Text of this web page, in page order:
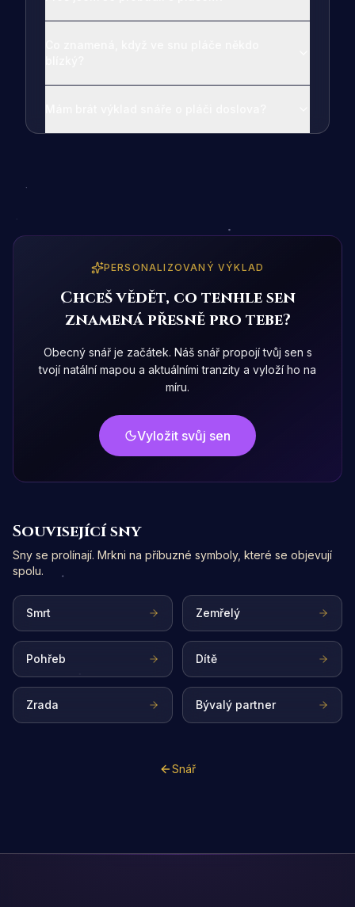
PERSONALIZOVANÝ VÝKLAD
Chceš vědět, co tenhle sen
znamená přesně pro tebe?
Obecný snář je začátek. Náš snář propojí tvůj sen s
tvojí natální mapou a aktuálními tranzity a vyloží ho na
míru.
Vyložit svůj sen
Související sny
Sny se prolínají. Mrkni na příbuzné symboly, které se objevují
spolu.
Smrt Zemřelý
Pohřeb Dítě
Zrada Bývalý partner
Snář